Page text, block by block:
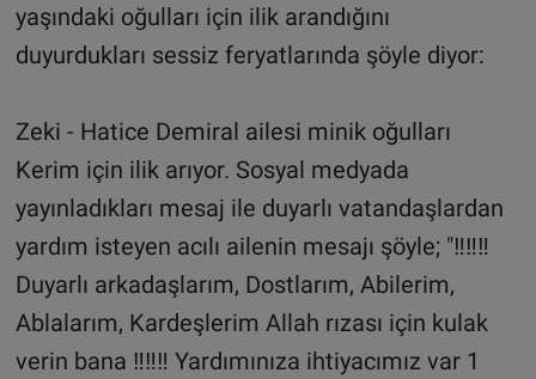
yaşındaki oğulları için ilik arandığını
duyurdukları sessiz feryatlarında şöyle diyor:
Zeki - Hatice Demiral ailesi minik oğulları
Kerim için ilik arıyor. Sosyal medyada
yayınladıkları mesaj ile duyarlı vatandaşlardan
yardım isteyen acılı ailenin mesajı şöyle; "‼‼‼
Duyarlı arkadaşlarım, Dostlarım, Abilerim,
Ablalarım, Kardeşlerim Allah rızası için kulak
verin bana ‼‼‼ Yardımınıza ihtiyacımız var 1